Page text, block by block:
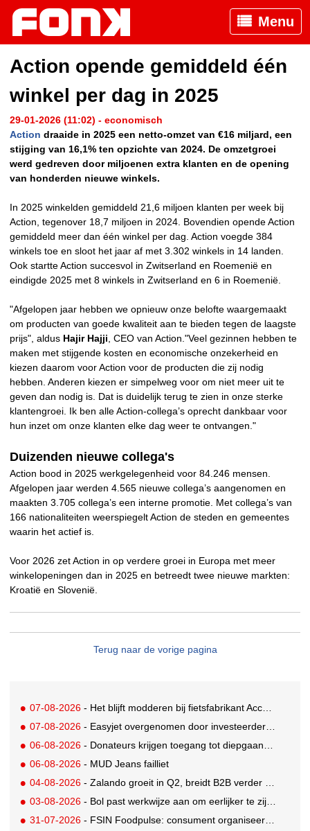
Menu
Action opende gemiddeld één
winkel per dag in 2025
29-01-2026 (11:02) - economisch
Action draaide in 2025 een netto-omzet van €16 miljard, een
stijging van 16,1% ten opzichte van 2024. De omzetgroei
werd gedreven door miljoenen extra klanten en de opening
van honderden nieuwe winkels.
In 2025 winkelden gemiddeld 21,6 miljoen klanten per week bij
Action, tegenover 18,7 miljoen in 2024. Bovendien opende Action
gemiddeld meer dan één winkel per dag. Action voegde 384
winkels toe en sloot het jaar af met 3.302 winkels in 14 landen.
Ook startte Action succesvol in Zwitserland en Roemenië en
eindigde 2025 met 8 winkels in Zwitserland en 6 in Roemenië.
"Afgelopen jaar hebben we opnieuw onze belofte waargemaakt
om producten van goede kwaliteit aan te bieden tegen de laagste
prijs", aldus Hajir Hajji , CEO van Action."Veel gezinnen hebben te
maken met stijgende kosten en economische onzekerheid en
kiezen daarom voor Action voor de producten die zij nodig
hebben. Anderen kiezen er simpelweg voor om niet meer uit te
geven dan nodig is. Dat is duidelijk terug te zien in onze sterke
klantengroei. Ik ben alle Action-collega’s oprecht dankbaar voor
hun inzet om onze klanten elke dag weer te ontvangen."
Duizenden nieuwe collega's
Action bood in 2025 werkgelegenheid voor 84.246 mensen.
Afgelopen jaar werden 4.565 nieuwe collega’s aangenomen en
maakten 3.705 collega’s een interne promotie. Met collega’s van
166 nationaliteiten weerspiegelt Action de steden en gemeentes
waarin het actief is.
Voor 2026 zet Action in op verdere groei in Europa met meer
winkelopeningen dan in 2025 en betreedt twee nieuwe markten:
Kroatië en Slovenië.
Terug naar de vorige pagina
07-08-2026 - Het blijft modderen bij fietsfabrikant Accell. Krijgt uitstel van betaling
07-08-2026 - Easyjet overgenomen door investeerder Apollo
06-08-2026 - Donateurs krijgen toegang tot diepgaandere informatie over goede doelen
06-08-2026 - MUD Jeans failliet
04-08-2026 - Zalando groeit in Q2, breidt B2B verder uit en innoveert met AI
03-08-2026 - Bol past werkwijze aan om eerlijker te zijn naar verkopers en consumenten
31-07-2026 - FSIN Foodpulse: consument organiseert eet- en koopgedrag bewuster